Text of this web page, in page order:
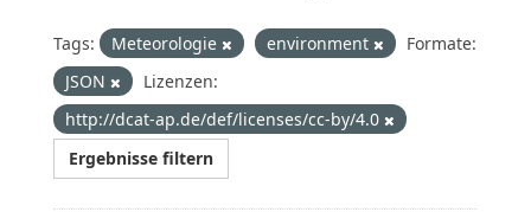
Tags: Meteorologie environment
Formate:
JSON
Lizenzen:
http://dcat-ap.de/def/licenses/cc-by/4.0
Ergebnisse filtern